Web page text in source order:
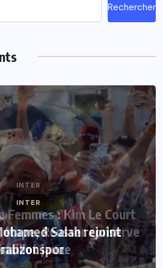
Rechercher
INTER
Salah rejoint